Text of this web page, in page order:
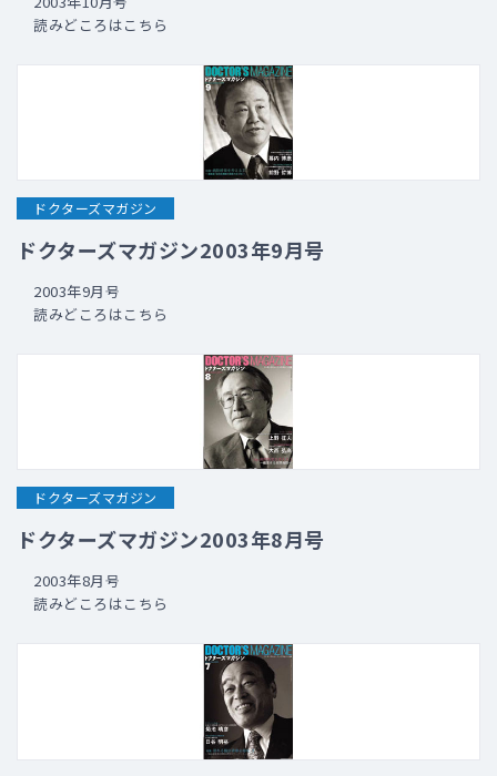
読みどころはこちら
ドクターズマガジン
ドクターズマガジン2003年9月号
2003年9月号
読みどころはこちら
ドクターズマガジン
ドクターズマガジン2003年8月号
2003年8月号
読みどころはこちら